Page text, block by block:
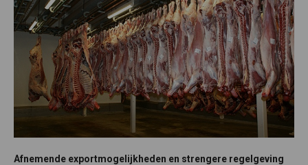
Afnemende exportmogelijkheden en strengere regelgeving